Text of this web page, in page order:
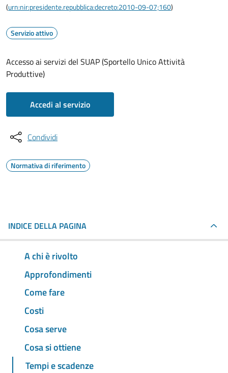
(urn:nir:presidente.repubblica:decreto:2010-09-07;160)
Servizio attivo
Accesso ai servizi del SUAP (Sportello Unico Attività
Produttive)
Accedi al servizio
Condividi
Normativa di riferimento
INDICE DELLA PAGINA
A chi è rivolto
Approfondimenti
Come fare
Costi
Cosa serve
Cosa si ottiene
Tempi e scadenze